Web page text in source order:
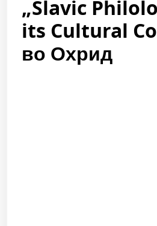
„Slavic
its Cultural
во Охрид